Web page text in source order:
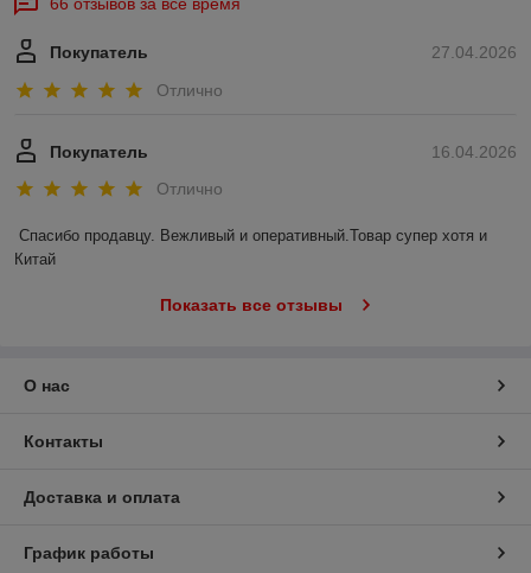
66 отзывов за всё время
27.04.2026
Покупатель
Отлично
16.04.2026
Покупатель
Отлично
Спасибо продавцу. Вежливый и оперативный.Товар супер хотя и
Китай
Показать все отзывы
О нас
Контакты
Доставка и оплата
График работы